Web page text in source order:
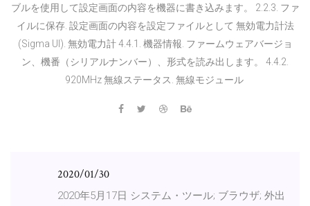
ブルを使用して設定画面の内容を機器に書き込みます。 2.2.3. ファ
イルに保存. 設定画面の内容を設定ファイルとして 無効電力計法
(Sigma UI). 無効電力計 4.4.1. 機器情報. ファームウェアバージョ
ン、機番（シリアルナンバー）、形式を読み出します。 4.4.2.
920MHz 無線ステータス. 無線モジュール
2020/01/30
2020年5月17日 システム・ツール; ブラウザ; 外出